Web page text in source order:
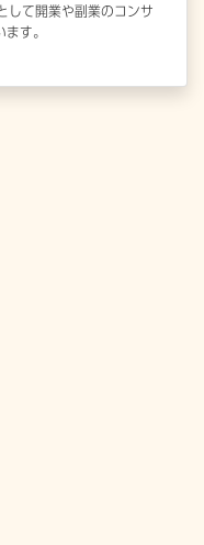
して開業や副業のコンサ
す。